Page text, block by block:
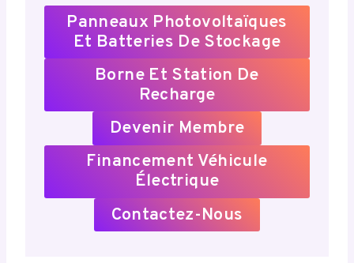
Panneaux Photovoltaïques
Et Batteries De Stockage
Borne Et Station De
Recharge
Devenir Membre
Financement Véhicule
Électrique
Contactez-Nous